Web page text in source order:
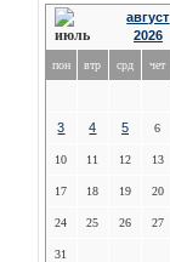
август
2026
пон втр срд чет
3 4 5 6
10 11 12 13
17 18 19 20
24 25 26 27
31